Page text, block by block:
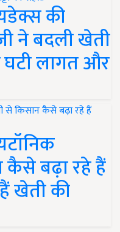
की
ने बदली खेती
घटी लागत और
कैसे बढ़ा रहे हैं
खेती की